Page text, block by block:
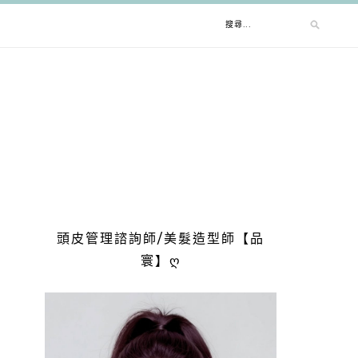
頭皮管理諮詢師/美髮造型師【品
寰】ღ